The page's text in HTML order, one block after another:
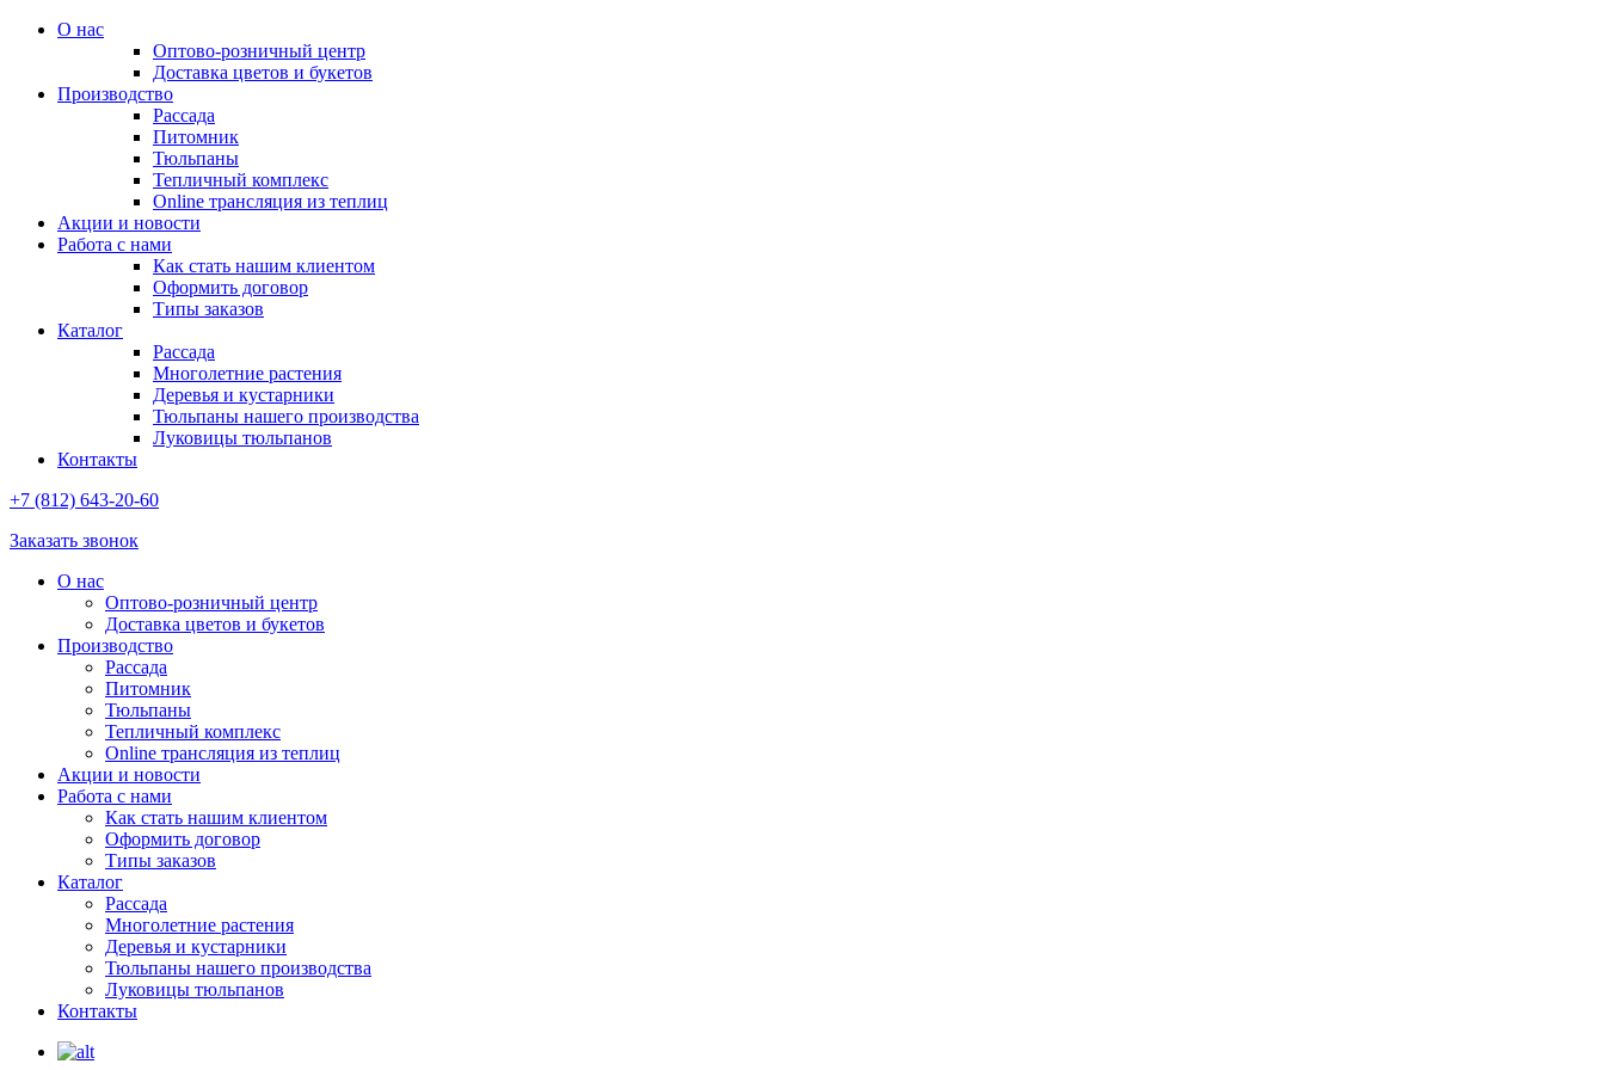
О нас
Оптово-розничный центр
Доставка цветов и букетов
Производство
Рассада
Питомник
Тюльпаны
Тепличный комплекс
Online трансляция из теплиц
Акции и новости
Работа с нами
Как стать нашим клиентом
Оформить договор
Типы заказов
Каталог
Рассада
Многолетние растения
Деревья и кустарники
Тюльпаны нашего производства
Луковицы тюльпанов
Контакты
+7 (812) 643-20-60
Заказать звонок
О нас
Оптово-розничный центр
Доставка цветов и букетов
Производство
Рассада
Питомник
Тюльпаны
Тепличный комплекс
Online трансляция из теплиц
Акции и новости
Работа с нами
Как стать нашим клиентом
Оформить договор
Типы заказов
Каталог
Рассада
Многолетние растения
Деревья и кустарники
Тюльпаны нашего производства
Луковицы тюльпанов
Контакты